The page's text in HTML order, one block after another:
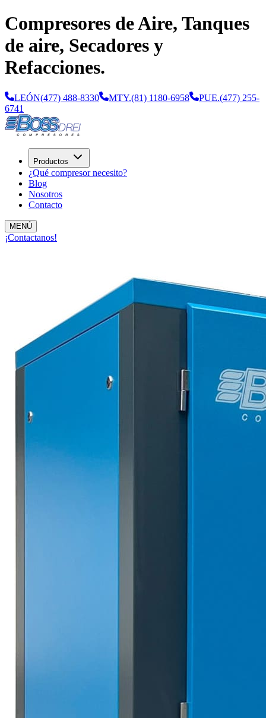
Compresores de Aire, Tanques
de aire, Secadores y
Refacciones.
LEÓN(477) 488-8330 MTY.(81) 1180-6958 PUE.(477) 255-
6741
Productos
¿Qué compresor necesito?
Blog
Nosotros
Contacto
MENÚ
¡Contactanos!